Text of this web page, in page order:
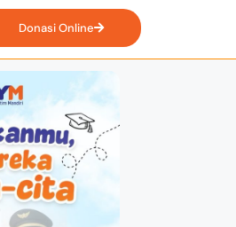
Donasi Online